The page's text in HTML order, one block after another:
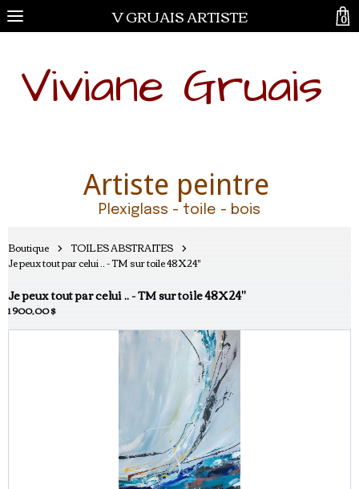
V GRUAIS ARTISTE
Viviane Gruais
Artiste peintre
Plexiglass - toile - bois
Boutique
TOILES ABSTRAITES
Je peux tout par celui .. - TM sur toile 48X24"
Je peux tout par celui .. - TM sur toile 48X24"
1 900,00 $
0